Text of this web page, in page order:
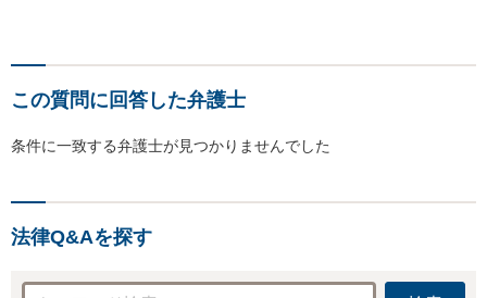
この質問に回答した弁護士
条件に一致する弁護士が見つかりませんでした
法律Q&Aを探す